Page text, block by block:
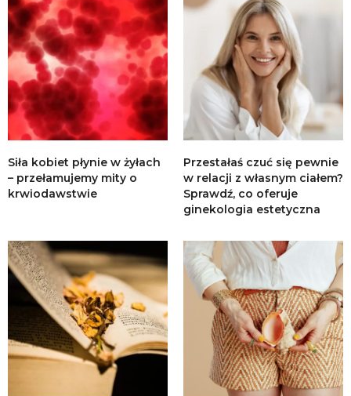
Siła kobiet płynie w żyłach
– przełamujemy mity o
krwiodawstwie
Przestałaś czuć się pewnie
w relacji z własnym ciałem?
Sprawdź, co oferuje
ginekologia estetyczna